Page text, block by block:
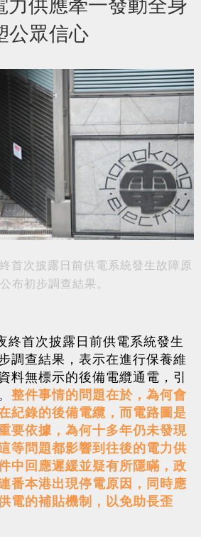
公眾信心
首次披露日前供電系統發生故障原
布初步調查結果。
終首次披露日前供電系統發生
調查結果，表示在進行保養維
料無標示的後備電纜通電，引
整件事情的問題在於，為何會
紀錄的後備電纜，而電路圖是
要依據，為何十多年仍未發現
等問題都影響到往後的電力供
中回應遲緩並疑有所隱瞞，政
番本港出現停電原因，同時應
電的補貼機制，以免助長歪